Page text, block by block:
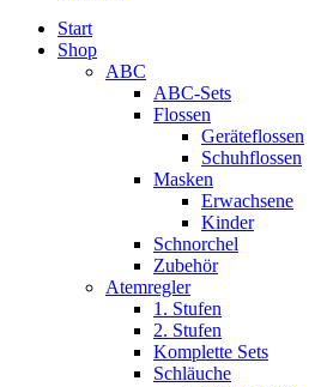
Start
Shop
ABC
ABC-Sets
Flossen
Geräteflossen
Schuhflossen
Masken
Erwachsene
Kinder
Schnorchel
Zubehör
Atemregler
1. Stufen
2. Stufen
Komplette Sets
Schläuche